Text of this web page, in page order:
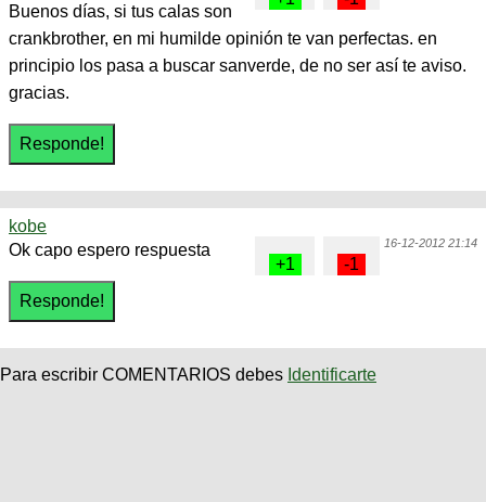
Buenos días, si tus calas son
crankbrother, en mi humilde opinión te van perfectas. en
principio los pasa a buscar sanverde, de no ser así te aviso.
gracias.
kobe
16-12-2012 21:14
Ok capo espero respuesta
Para escribir COMENTARIOS debes Identificarte